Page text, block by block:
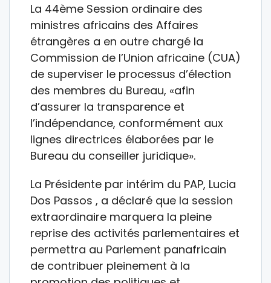
La 44ème Session ordinaire des
ministres africains des Affaires
étrangères a en outre chargé la
Commission de l’Union africaine (CUA)
de superviser le processus d’élection
des membres du Bureau, «afin
d’assurer la transparence et
l’indépendance, conformément aux
lignes directrices élaborées par le
Bureau du conseiller juridique».
La Présidente par intérim du PAP, Lucia
Dos Passos , a déclaré que la session
extraordinaire marquera la pleine
reprise des activités parlementaires et
permettra au Parlement panafricain
de contribuer pleinement à la